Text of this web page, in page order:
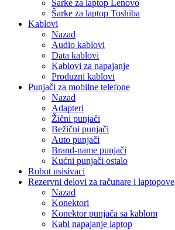
Šarke za laptop Lenovo
Šarke za laptop Toshiba
Kablovi
Nazad
Audio kablovi
Data kablovi
Kablovi za napajanje
Produzni kablovi
Punjači za mobilne telefone
Nazad
Adapteri
Žični punjači
Bežični punjači
Auto punjači
Brand-name punjači
Kućni punjači ostalo
Robot usisivaci
Rezervni delovi za računare i laptopove
Nazad
Konektori
Konektor punjača sa kablom
Kabl napajanje laptop